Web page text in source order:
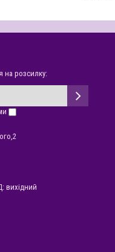
на розсилку:
вихідний